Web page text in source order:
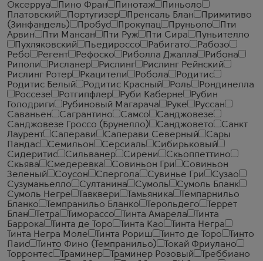
Оксерруа
Пино Фран Пинотаж
Пиньоло
Платовский
Португизер Пренсаль Блан
Примитиво
(Зинфандель)
Пробус Прокупац Пруньоло
Пти
Арвин
Пти Мансан Пти Руж Пти Сира
Пуньителло
Пухляковский
Пьедироссо Рабигато
Рабозо
Ребо
Регент Рефоско Риболла Джалла
Рибона
Риполи
Рисланер Рислинг
Рислинг Рейнский
Рислинг Ротер
Ркацители Робола
Родитис
Родитис Белый
Родитис Красный Роль
Рондинелла
Россезе
Ротгипфлер Руби Каберне
Рубин
Голодриги
Рубиновый Магарача Руке
Руссан
Саваньен
Сагрантино Самсо
Санджовезе
Санджовезе Гроссо (Брунелло)
Санджовето
Санкт
Лаурент
Саперави Саперави Северный
Сары
Пандас
Семильон Серсиаль
Сибирьковый
Сидеритис
Сильванер Сирени
Скьоппеттино
Скьява
Смедеревка Совиньон Гри
Совиньон
Зеленый
Соусон Спергола Сувинье Гри
Сузао
Сузуманьелло
Султанина Сумоль
Сумоль Бланк
Сумоль Негре
Тавквери Тамьяника
Темпарнильо
Бланко
Темпранильо Бланко Терольдего
Террет
Блан
Тетра Тиморассо Тинта Амарела
Тинта
Баррока
Тинта де Торо Тинта Као
Тинта Негра
Тинта Негра Моле
Тинта Рориш Тинто де Торо
Тинто
Паис
Тинто Фино (Темпранильо)
Токай Фриулано
Торронтес
Траминер Траминер Розовый
Треббиано